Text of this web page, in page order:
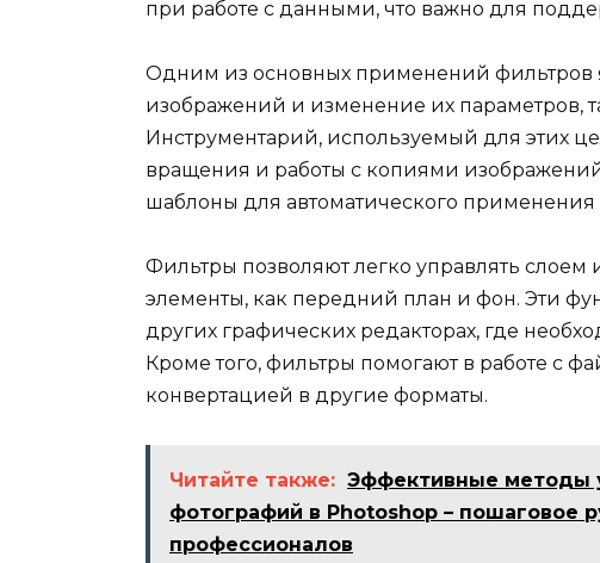
при работе с данными, что важно для
Одним из основных применений фильтров
изображений и изменение их параметров,
Инструментарий, используемый для этих
вращения и работы с копиями
шаблоны для автоматического
Фильтры позволяют легко управлять слоем
элементы, как передний план и фон. Эти
других графических редакторах, где
Кроме того, фильтры помогают в работе с
конвертацией в другие форматы.
Читайте также: Эффективные методы
фотографий в Photoshop – пошаговое
профессионалов